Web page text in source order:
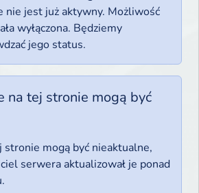
nie jest już aktywny. Możliwość
wyłączona. Będziemy
jego status.
na tej stronie mogą być
stronie mogą być nieaktualne,
serwera aktualizował je ponad